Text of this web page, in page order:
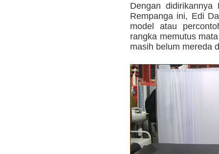
Dengan
Rempanga ini, Edi
model atau
rangka memutus
masih belum mereda